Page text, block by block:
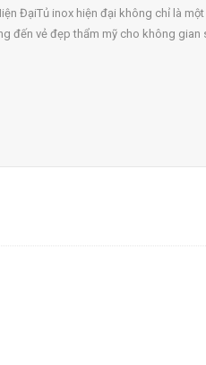
ĐạiTủ inox hiện đại không chỉ là
đến vẻ đẹp thẩm mỹ cho không gian